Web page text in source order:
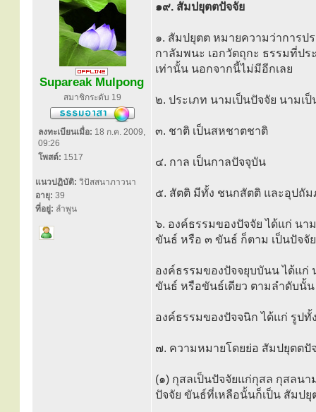
Supareak Mulpong
สมาชิกระดับ 19
ลงทะเบียนเมื่อ: 18 ก.ค. 2009,
09:26
โพสต์: 1517
แนวปฏิบัติ: วิปัสสนาภาวนา
อายุ: 39
ที่อยู่: ลำพูน
๑๙. สัมปยุตตปัจจัย
๑. สัมปยุตต หมายความว่าการป
กาลัมพนะ เอกวัตถุกะ ธรรมที่ป
เท่านั้น นอกจากนี้ไม่มีอีกเลย
๒. ประเภท นามเป็นปัจจัย นามเ
๓. ชาติ เป็นสหชาตชาติ
๔. กาล เป็นกาลปัจจุบัน
๕. สัตติ มีทั้ง ชนกสัตติ และอุปถั
๖. องค์ธรรมของปัจจัย ได้แก่ น
ขันธ์ หรือ ๓ ขันธ์ ก็ตาม เป็นปัจจั
องค์ธรรมของปัจจยุบบันน ได้แก่
ขันธ์ หรือขันธ์เดียว ตามลำดับนั้
องค์ธรรมของปัจจนิก ได้แก่ รูปทั้
๗. ความหมายโดยย่อ สัมปยุตตปั
(๑) กุสลเป็นปัจจัยแก่กุสล กุสลน
ปัจจัย ขันธ์ที่เหลือนั้นก็เป็น สัมป